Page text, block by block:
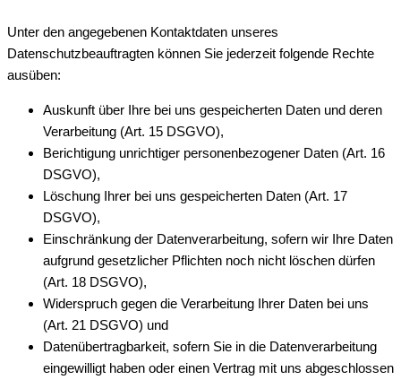
Unter den angegebenen Kontaktdaten unseres
Datenschutzbeauftragten können Sie jederzeit folgende Rechte
ausüben:
Auskunft über Ihre bei uns gespeicherten Daten und deren
Verarbeitung (Art. 15 DSGVO),
Berichtigung unrichtiger personenbezogener Daten (Art. 16
DSGVO),
Löschung Ihrer bei uns gespeicherten Daten (Art. 17
DSGVO),
Einschränkung der Datenverarbeitung, sofern wir Ihre Daten
aufgrund gesetzlicher Pflichten noch nicht löschen dürfen
(Art. 18 DSGVO),
Widerspruch gegen die Verarbeitung Ihrer Daten bei uns
(Art. 21 DSGVO) und
Datenübertragbarkeit, sofern Sie in die Datenverarbeitung
eingewilligt haben oder einen Vertrag mit uns abgeschlossen